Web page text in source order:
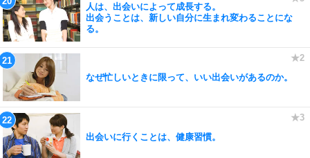
人は、出会いによって成長する。
出会うことは、新しい自分に生まれ変わることにな
る。
なぜ忙しいときに限って、いい出会いがあるのか。
出会いに行くことは、健康習慣。